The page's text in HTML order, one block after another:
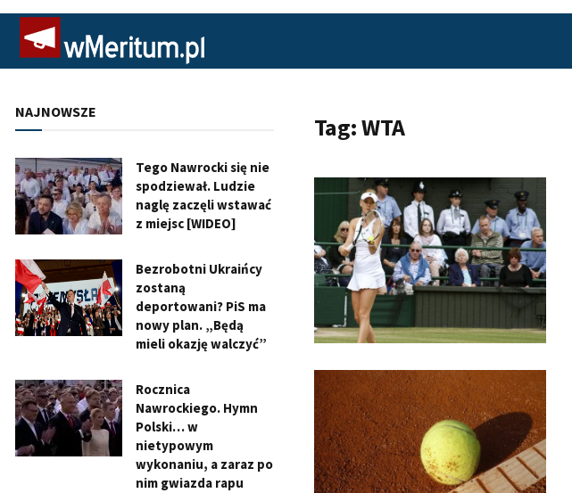
Tag:WTA
NAJNOWSZE
Tego Nawrocki się nie
spodziewał. Ludzie
naglę zaczęli wstawać
z miejsc [WIDEO]
Bezrobotni Ukraińcy
zostaną
deportowani? PiS ma
nowy plan. „Będą
mieli okazję walczyć”
Rocznica
Nawrockiego. Hymn
Polski… w
nietypowym
wykonaniu, a zaraz po
nim gwiazda rapu